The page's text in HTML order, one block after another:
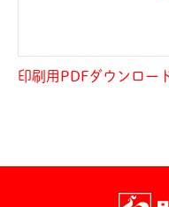
印刷用PDFダウンロー